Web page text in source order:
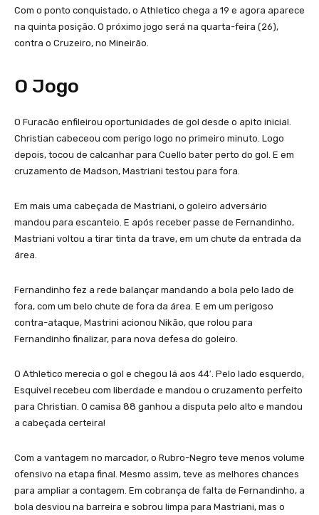
Com o ponto conquistado, o Athletico chega a 19 e agora aparece
na quinta posição. O próximo jogo será na quarta-feira (26),
contra o Cruzeiro, no Mineirão.
O Jogo
O Furacão enfileirou oportunidades de gol desde o apito inicial.
Christian cabeceou com perigo logo no primeiro minuto. Logo
depois, tocou de calcanhar para Cuello bater perto do gol. E em
cruzamento de Madson, Mastriani testou para fora.
Em mais uma cabeçada de Mastriani, o goleiro adversário
mandou para escanteio. E após receber passe de Fernandinho,
Mastriani voltou a tirar tinta da trave, em um chute da entrada da
área.
Fernandinho fez a rede balançar mandando a bola pelo lado de
fora, com um belo chute de fora da área. E em um perigoso
contra-ataque, Mastrini acionou Nikão, que rolou para
Fernandinho finalizar, para nova defesa do goleiro.
O Athletico merecia o gol e chegou lá aos 44′. Pelo lado esquerdo,
Esquivel recebeu com liberdade e mandou o cruzamento perfeito
para Christian. O camisa 88 ganhou a disputa pelo alto e mandou
a cabeçada certeira!
Com a vantagem no marcador, o Rubro-Negro teve menos volume
ofensivo na etapa final. Mesmo assim, teve as melhores chances
para ampliar a contagem. Em cobrança de falta de Fernandinho, a
bola desviou na barreira e sobrou limpa para Mastriani, mas o